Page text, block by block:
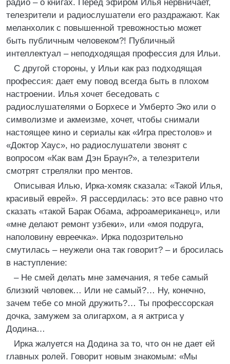
радио – о книгах. Перед эфиром Илья нервничает,
телезрители и радиослушатели его раздражают. Как
меланхолик с повышенной тревожностью может
быть публичным человеком?! Публичный
интеллектуал – неподходящая профессия для Ильи.
С другой стороны, у Ильи как раз подходящая
профессия: дает ему повод всегда быть в плохом
настроении. Илья хочет беседовать с
радиослушателями о Борхесе и Умберто Эко или о
символизме и акмеизме, хочет, чтобы снимали
настоящее кино и сериалы как «Игра престолов» и
«Доктор Хаус», но радиослушатели звонят с
вопросом «Как вам Дэн Браун?», а телезрители
смотрят стрелялки про ментов.
Описывая Илью, Ирка-хомяк сказала: «Такой Илья,
красивый еврей». Я рассердилась: это все равно что
сказать «такой Барак Обама, афроамериканец», или
«мне делают ремонт узбеки», или «моя подруга,
наполовину евреечка». Ирка подозрительно
смутилась – неужели она так говорит? – и бросилась
в наступление:
– Не смей делать мне замечания, я тебе самый
близкий человек… Или не самый?… Ну, конечно,
зачем тебе со мной дружить?… Ты профессорская
дочка, замужем за олигархом, а я актриса у
Додина…
Ирка жалуется на Додина за то, что он не дает ей
главных ролей. Говорит новым знакомым: «Мы